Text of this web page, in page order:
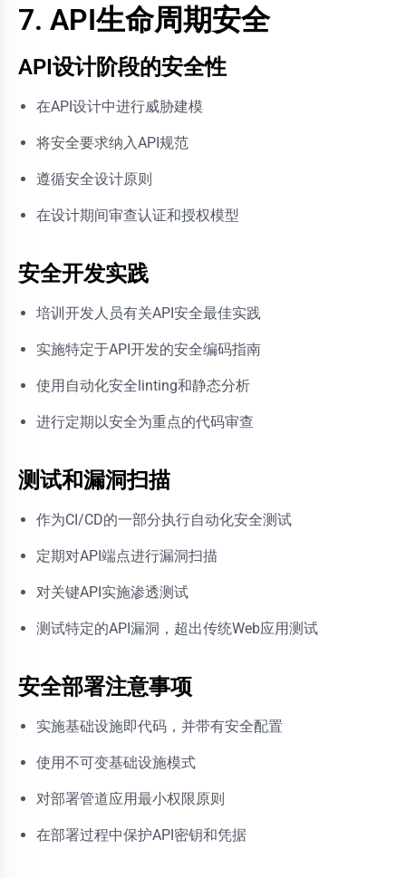
7. API生命周期安全
API设计阶段的安全性
在API设计中进行威胁建模
将安全要求纳入API规范
遵循安全设计原则
在设计期间审查认证和授权模型
安全开发实践
培训开发人员有关API安全最佳实践
实施特定于API开发的安全编码指南
使用自动化安全linting和静态分析
进行定期以安全为重点的代码审查
测试和漏洞扫描
作为CI/CD的一部分执行自动化安全测试
定期对API端点进行漏洞扫描
对关键API实施渗透测试
测试特定的API漏洞，超出传统Web应用测试
安全部署注意事项
实施基础设施即代码，并带有安全配置
使用不可变基础设施模式
对部署管道应用最小权限原则
在部署过程中保护API密钥和凭据